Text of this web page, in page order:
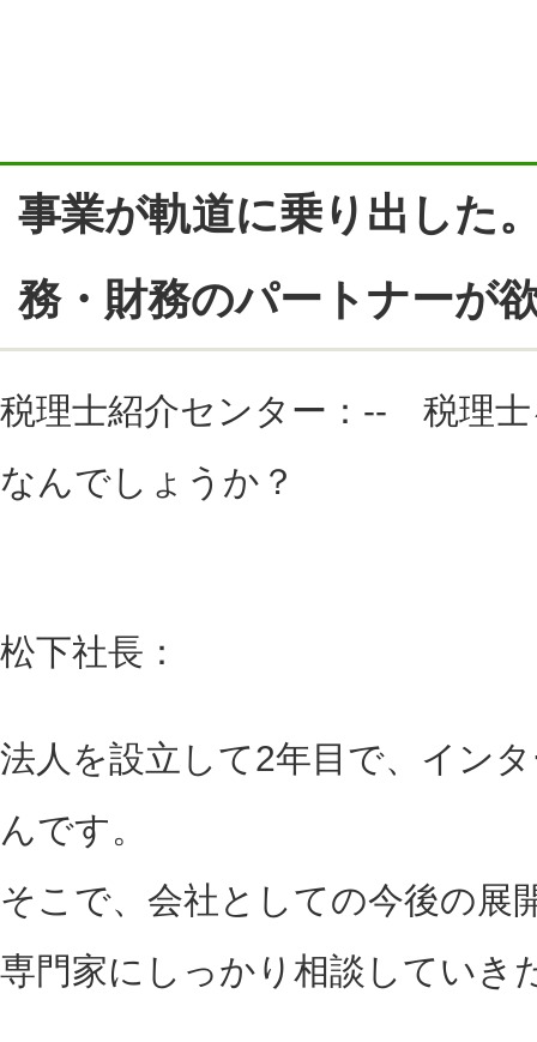
事業が軌道に乗り出した
務・財務のパートナーが
税理士紹介センター：-- 税理
なんでしょうか？
松下社長：
法人を設立して2年目で、イン
んです。
そこで、会社としての今後の展
専門家にしっかり相談していき